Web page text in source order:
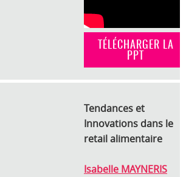
TÉLÉCHARGER LA
PPT
Tendances et
Innovations dans le
retail alimentaire
Isabelle MAYNERIS